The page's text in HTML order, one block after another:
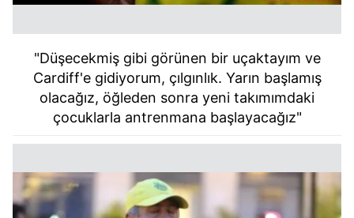
"Düşecekmiş gibi görünen bir uçaktayım ve
Cardiff'e gidiyorum, çılgınlık. Yarın başlamış
olacağız, öğleden sonra yeni takımımdaki
çocuklarla antrenmana başlayacağız"